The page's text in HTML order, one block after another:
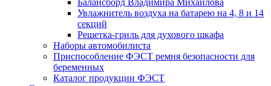
Балансборд Владимира Михайлова
Увлажнитель воздуха на батарею на 4, 8 и 14
секций
Решетка-гриль для духового шкафа
Наборы автомобилиста
Приспособление ФЭСТ ремня безопасности для
беременных
Каталог продукции ФЭСТ